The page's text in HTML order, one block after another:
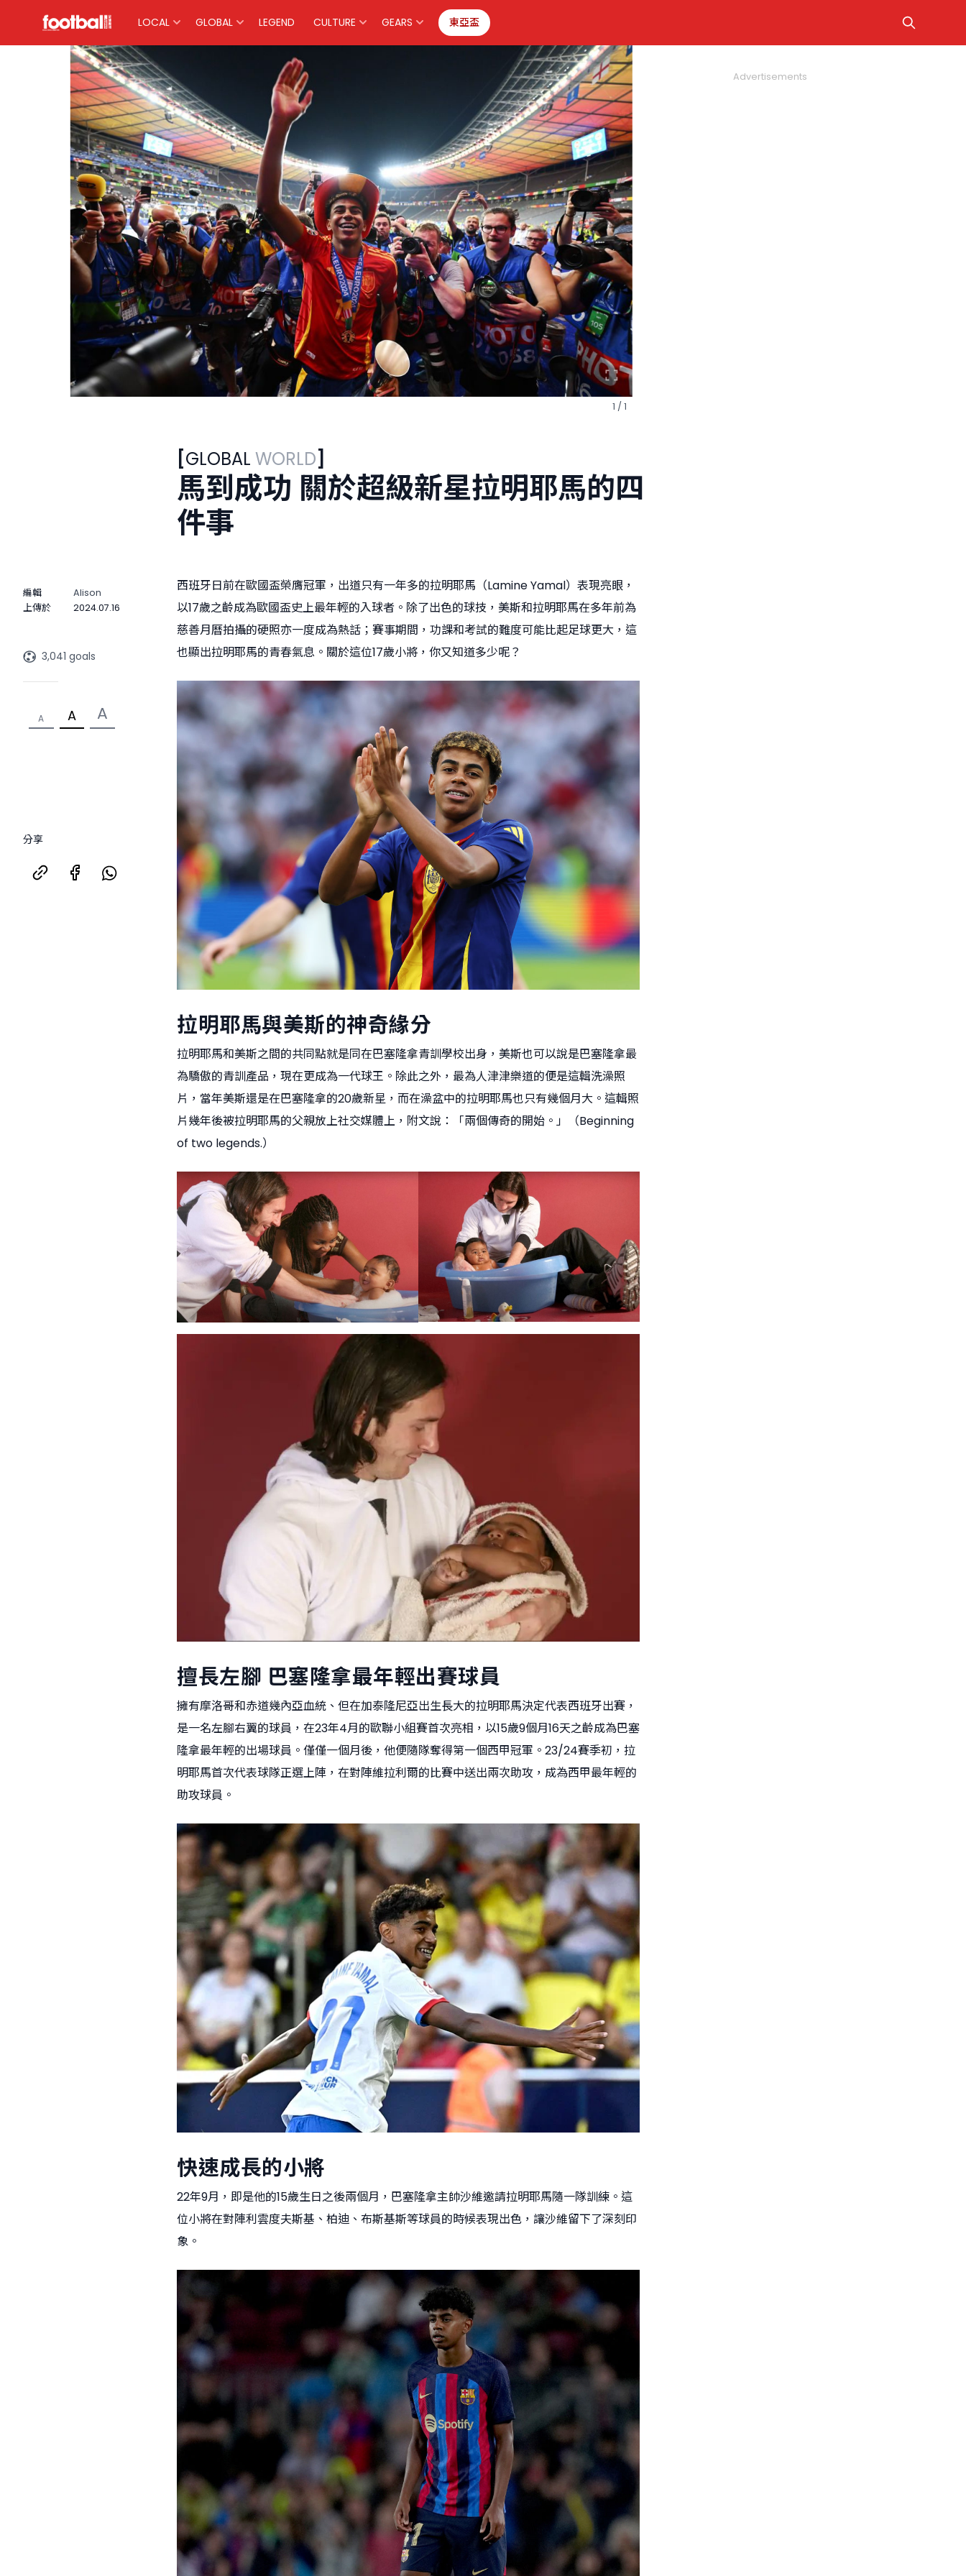
LOCAL GLOBAL LEGEND CULTURE GEARS 東亞盃
1 / 1
[GLOBAL WORLD]
馬到成功 關於超級新星拉明耶馬的四
件事
編輯
Alison
上傳於
2024.07.16
3,041 goals
A A A
分享
西班牙日前在歐國盃榮膺冠軍，出道只有一年多的拉明耶馬（Lamine Yamal）表現亮眼，
以17歲之齡成為歐國盃史上最年輕的入球者。除了出色的球技，美斯和拉明耶馬在多年前為
慈善月曆拍攝的硬照亦一度成為熱話；賽事期間，功課和考試的難度可能比起足球更大，這
也顯出拉明耶馬的青春氣息。關於這位17歲小將，你又知道多少呢？
拉明耶馬與美斯的神奇緣分
拉明耶馬和美斯之間的共同點就是同在巴塞隆拿青訓學校出身，美斯也可以說是巴塞隆拿最
為驕傲的青訓產品，現在更成為一代球王。除此之外，最為人津津樂道的便是這輯洗澡照
片，當年美斯還是在巴塞隆拿的20歲新星，而在澡盆中的拉明耶馬也只有幾個月大。這輯照
片幾年後被拉明耶馬的父親放上社交媒體上，附文說：「兩個傳奇的開始。」（Beginning
of two legends.）
擅長左腳 巴塞隆拿最年輕出賽球員
擁有摩洛哥和赤道幾內亞血統、但在加泰隆尼亞出生長大的拉明耶馬決定代表西班牙出賽，
是一名左腳右翼的球員，在23年4月的歐聯小組賽首次亮相，以15歲9個月16天之齡成為巴塞
隆拿最年輕的出場球員。僅僅一個月後，他便隨隊奪得第一個西甲冠軍。23/24賽季初，拉
明耶馬首次代表球隊正選上陣，在對陣維拉利爾的比賽中送出兩次助攻，成為西甲最年輕的
助攻球員。
快速成長的小將
22年9月，即是他的15歲生日之後兩個月，巴塞隆拿主帥沙維邀請拉明耶馬隨一隊訓練。這
位小將在對陣利雲度夫斯基、柏迪、布斯基斯等球員的時候表現出色，讓沙維留下了深刻印
象。
Advertisements